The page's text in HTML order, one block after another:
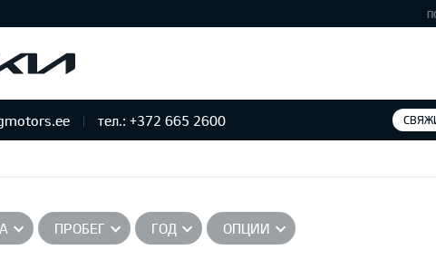
тел.: +372 665 2600
ПРОБЕГ ГОД ОПЦИИ